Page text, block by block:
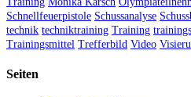
Schnellfeuerpistole Schussanalyse
technik techniktraining Training
Trainingsmittel Trefferbild Video
Seiten